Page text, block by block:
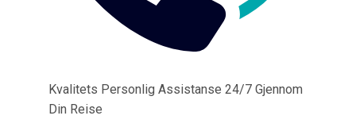
Kvalitets Personlig Assistanse 24/7 Gjennom
Din Reise